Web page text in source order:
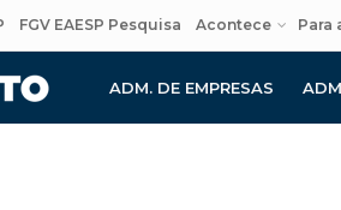
FGV EAESP Pesquisa Acontece Para
ADM. DE EMPRESAS